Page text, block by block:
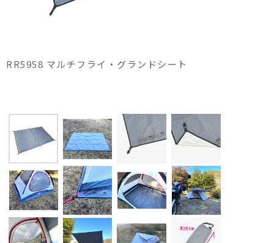
RR5958 マルチフライ・グランドシート